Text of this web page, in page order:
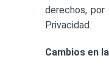
derechos,
Privacidad.
Cambios en